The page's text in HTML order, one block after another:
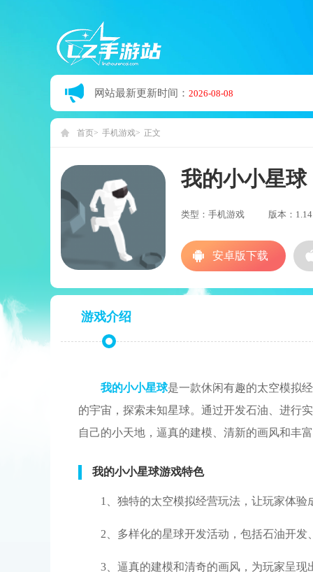
网站最新更新时间： 2026-08-08
首页 手机游戏 正文
我的小小星球
类型：手机游戏 版本：
游戏介绍
我的小小星球是一款休闲有趣的太空模拟
的宇宙，探索未知星球。通过开发石油、进行
自己的小天地，逼真的建模、清新的画风和丰
我的小小星球游戏特色
1、独特的太空模拟经营玩法，让玩家体验
2、多样化的星球开发活动，包括石油开发
3、逼真的建模和清奇的画风，为玩家呈现